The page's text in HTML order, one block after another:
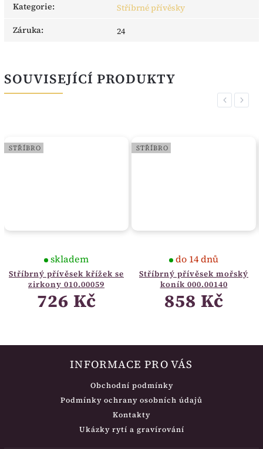
Kategorie:
Stříbrné přívěsky
Záruka: 24
SOUVISEJÍCÍ PRODUKTY
Previous
STŘÍBRO
Stříbrný přívěsek křížek se
zirkony 010.00059
skladem
726 Kč
STŘÍBRO
Stříbrný přívěsek mořský
koník 000.00140
do 14 dnů
858 Kč
Next
INFORMACE PRO VÁS
Obchodní podmínky
Podmínky ochrany osobních údajů
Kontakty
Ukázky rytí a gravírování